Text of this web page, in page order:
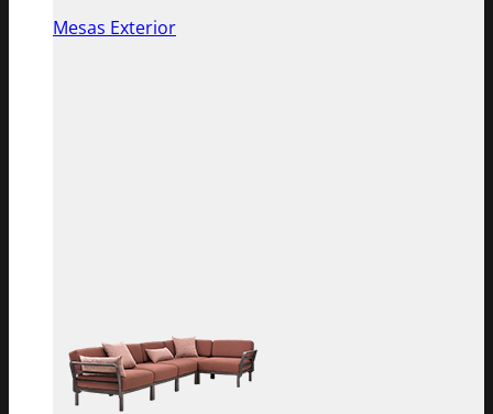
Mesas Exterior